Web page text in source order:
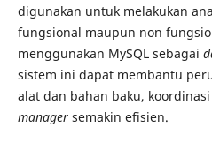
digunakan untuk melakukan
fungsional maupun non
menggunakan MySQL sebagai
sistem ini dapat membantu
alat dan bahan baku,
managersemakin efisien.